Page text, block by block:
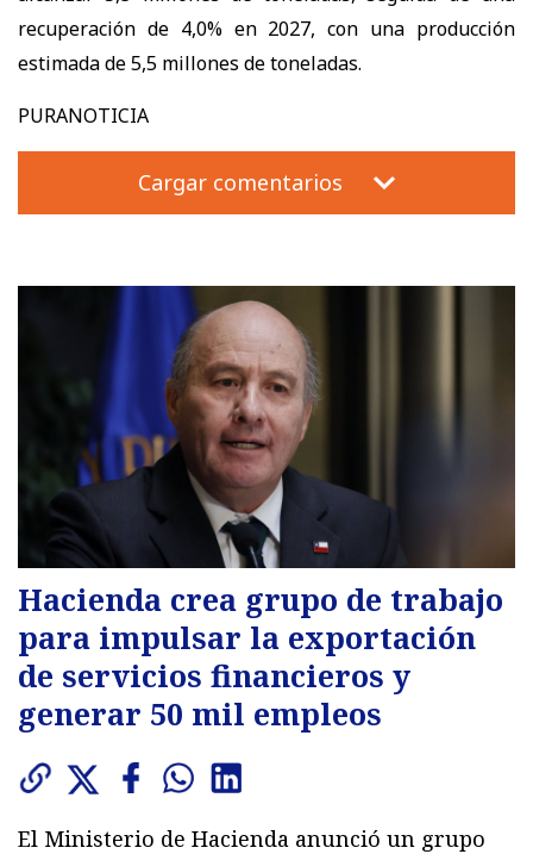
recuperación de 4,0% en 2027, con una producción
estimada de 5,5 millones de toneladas.
PURANOTICIA
Cargar comentarios
Hacienda crea grupo de trabajo
para impulsar la exportación
de servicios financieros y
generar 50 mil empleos
El Ministerio de Hacienda anunció un grupo